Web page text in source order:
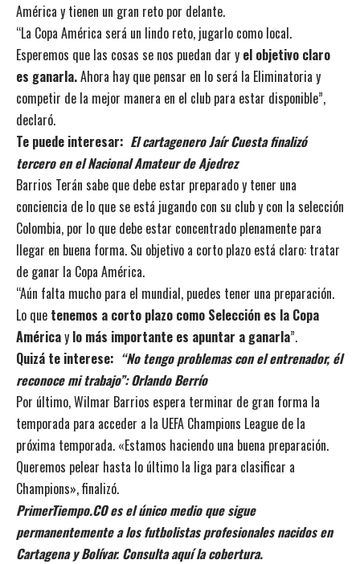
América y tienen un gran reto por delante.
“La Copa América será un lindo reto, jugarlo como local.
Esperemos que las cosas se nos puedan dar y el objetivo claro
es ganarla.Ahora hay que pensar en lo será la Eliminatoria y
competir de la mejor manera en el club para estar disponible”,
declaró.
Te puede interesar: El cartagenero Jaír Cuesta finalizó
tercero en el Nacional Amateur de Ajedrez
Barrios Terán sabe que debe estar preparado y tener una
conciencia de lo que se está jugando con su club y con la selección
Colombia, por lo que debe estar concentrado plenamente para
llegar en buena forma. Su objetivo a corto plazo está claro: tratar
de ganar la Copa América.
“Aún falta mucho para el mundial, puedes tener una preparación.
Lo que tenemos a corto plazo como Selección es la Copa
Américay lo más importante es apuntar a ganarla”.
Quizá te interese: “No tengo problemas con el entrenador, él
reconoce mi trabajo”: Orlando Berrío
Por último, Wilmar Barrios espera terminar de gran forma la
temporada para acceder a la UEFA Champions League de la
próxima temporada. «Estamos haciendo una buena preparación.
Queremos pelear hasta lo último la liga para clasificar a
Champions», finalizó.
PrimerTiempo.CO es el único medio que sigue
permanentemente a los futbolistas profesionales nacidos en
Cartagena y Bolívar. Consulta aquí la cobertura.